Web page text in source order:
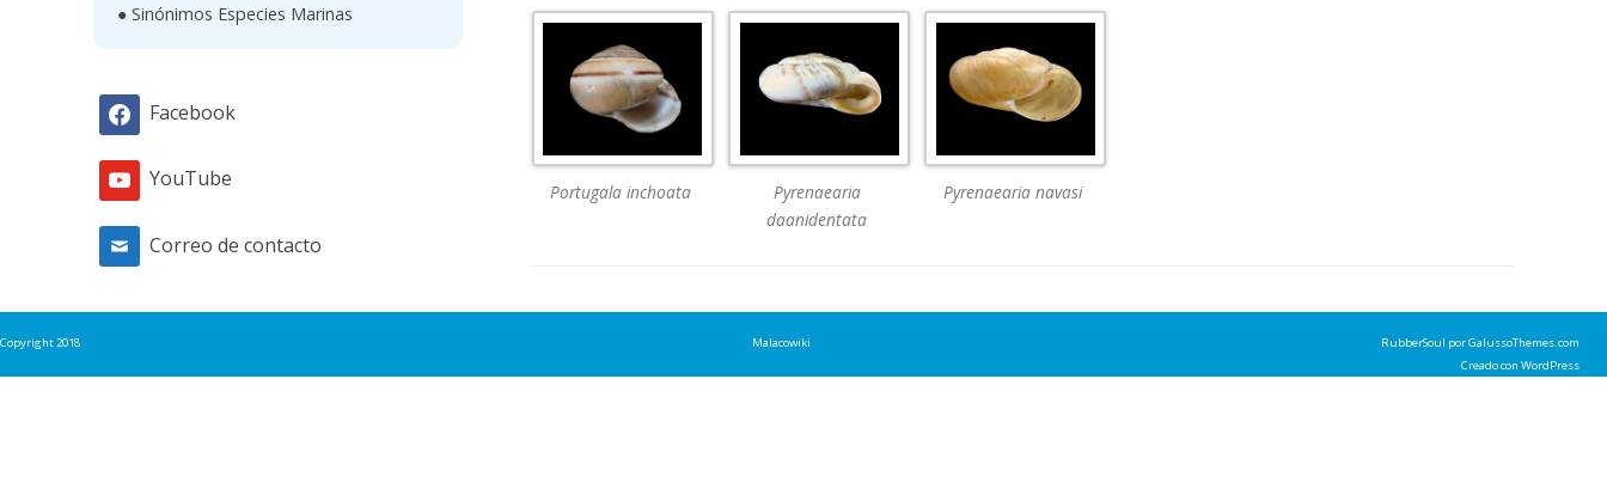
Portugala inchoata
Pyrenaearia
daanidentata
Pyrenaearia navasi
● Sinónimos Especies Marinas
Facebook
YouTube
Correo de contacto
Copyright 2018 Malacowiki RubberSoul por GalussoThemes.com
Creado con WordPress